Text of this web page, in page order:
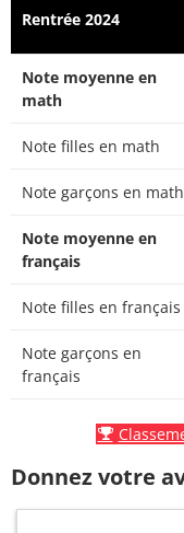
Rentrée 2024
Note moyenne en
math
Note filles en math
Note garçons en math
Note moyenne en
français
Note filles en français
Note garçons en
français
Donnez votre